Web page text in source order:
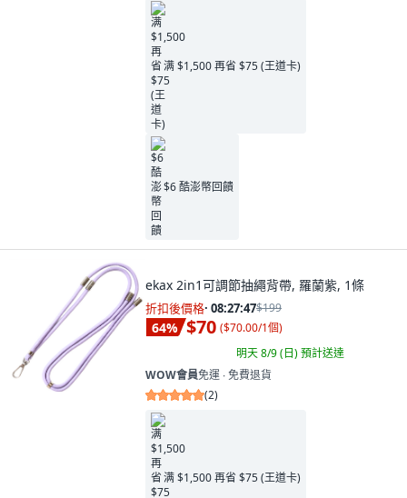
满 $1,500 再省 $75 (王道卡)
$6 酷澎幣回饋
ekax 2in1可調節抽繩背帶, 羅蘭紫, 1條
折扣後價格· 08:27:46$199
64% $70 ($70.00/1個)
明天 8/9 (日)預計送達
WOW會員免運 ∙ 免費退貨
(2)
满 $1,500 再省 $75 (王道卡)